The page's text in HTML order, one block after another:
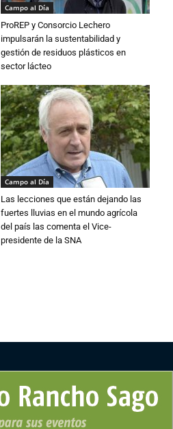
Campo al Día
ProREP y Consorcio Lechero
impulsarán la sustentabilidad y
gestión de residuos plásticos en
sector lácteo
Campo al Día
Las lecciones que están dejando las
fuertes lluvias en el mundo agrícola
del país las comenta el Vice-
presidente de la SNA